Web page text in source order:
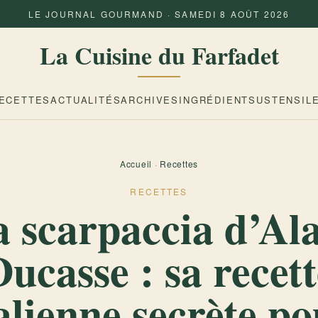
LE JOURNAL GOURMAND · SAMEDI 8 AOÛT 2026
La Cuisine du Farfadet
ACTUALITÉSARCHIVES INGRÉDIENTS
Accueil · Recettes
RECETTES
scarpaccia
: sa